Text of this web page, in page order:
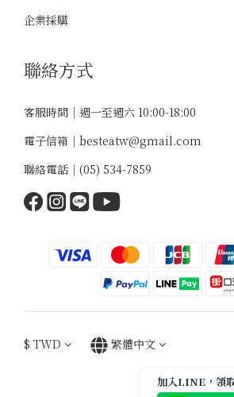
企業採購
聯絡方式
客服時間｜週一至週六 10:00-18:00
電子信箱｜ besteatw@gmail.com
聯絡電話｜ (05) 534-7859
$ TWD 繁體中文